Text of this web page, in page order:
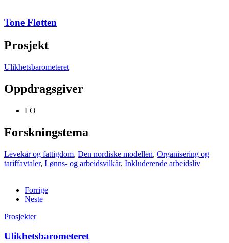
Tone Fløtten
Prosjekt
Ulikhetsbarometeret
Oppdragsgiver
LO
Forskningstema
Levekår og fattigdom, Den nordiske modellen, Organisering og
tariffavtaler, Lønns- og arbeidsvilkår, Inkluderende arbeidsliv
Forrige
Neste
Prosjekter
Ulikhetsbarometeret